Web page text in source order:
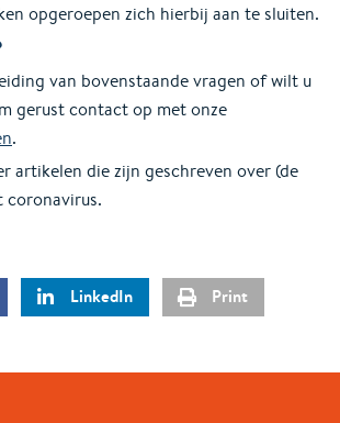
opgeroepen zich hierbij aan te sluiten.
van bovenstaande vragen of wilt u
gerust contact op met onze
.
artikelen die zijn geschreven over (de
coronavirus.
LinkedIn Print